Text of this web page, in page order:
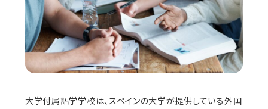
⼤学付属語学学校は、スペインの⼤学が提供している外国